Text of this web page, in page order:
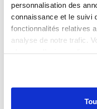
personnalisation des
connaissance et le suivi
fonctionnalités relatives
analyse de notre trafic.